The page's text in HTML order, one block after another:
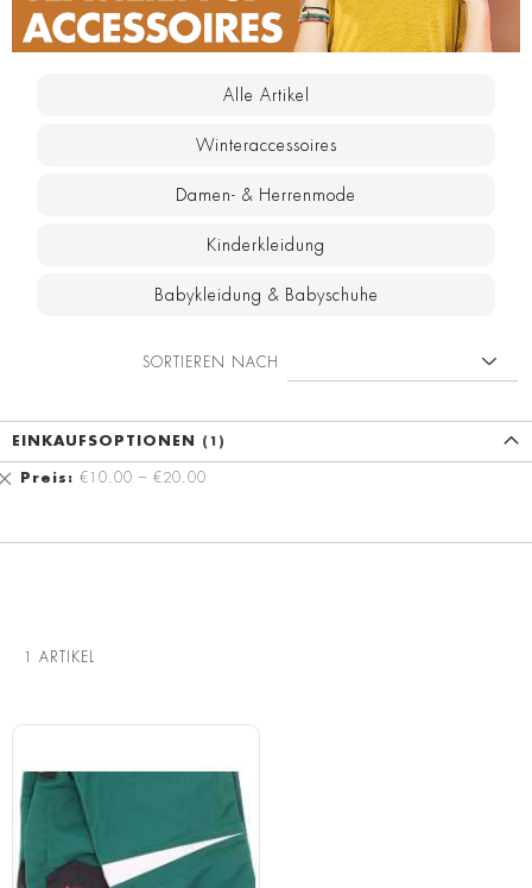
Alle Artikel
Winteraccessoires
Damen- & Herrenmode
Kinderkleidung
Babykleidung & Babyschuhe
1 ARTIKEL
SORTIEREN NACH
EINKAUFSOPTIONEN
Preis €10.00 – €20.00
Diesen